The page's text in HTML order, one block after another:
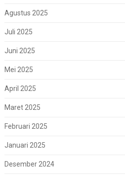
Agustus 2025
Juli 2025
Juni 2025
Mei 2025
April 2025
Maret 2025
Februari 2025
Januari 2025
Desember 2024